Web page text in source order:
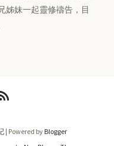
姊妹一起靈修禱告，目
| Powered by Blogger